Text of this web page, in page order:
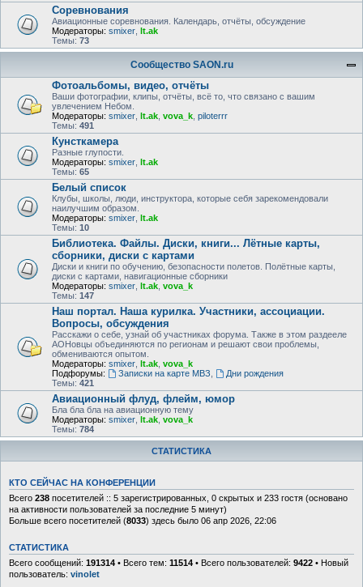
Соревнования
Авиационные соревнования. Календарь, отчёты, обсуждение
Модераторы: smixer lt.ak
Темы: 73
Сообщество SAON.ru
Фотоальбомы, видео, отчёты
Ваши фотографии, клипы, отчёты, всё то, что связано с вашим
увлечением Небом.
Модераторы: smixer lt.ak vova_k piloterrr
Темы: 491
Кунсткамера
Разные глупости.
Модераторы: smixer lt.ak
Темы: 65
Белый список
Клубы, школы, люди, инструктора, которые себя зарекомендовали
наилучшим образом.
Модераторы: smixer lt.ak
Темы: 10
Библиотека. Файлы. Диски, книги... Лётные карты,
сборники, диски с картами
Диски и книги по обучению, безопасности полетов. Полётные карты,
диски с картами, навигационные сборники
Модераторы: smixer lt.ak vova_k
Темы: 147
Наш портал. Наша курилка. Участники, ассоциации.
Вопросы, обсуждения
Расскажи о себе, узнай об участниках форума. Также в этом раздееле
АОНовцы объединяются по регионам и решают свои проблемы,
обмениваются опытом.
Модераторы: smixer lt.ak vova_k
Подфорумы:
Записки на карте МВЗ
Дни рождения
Темы: 421
Авиационный флуд, флейм, юмор
Бла бла бла на авиационную тему
Модераторы: smixer lt.ak vova_k
Темы: 784
СТАТИСТИКА
КТО СЕЙЧАС НА КОНФЕРЕНЦИИ
Всего 238 посетителей :: 5 зарегистрированных, 0 скрытых и 233 гостя (основано
на активности пользователей за последние 5 минут)
Больше всего посетителей (8033) здесь было 06 апр 2026, 22:06
СТАТИСТИКА
Всего сообщений: 191314 • Всего тем: 11514 • Всего пользователей: 9422 • Новый
пользователь: vinolet